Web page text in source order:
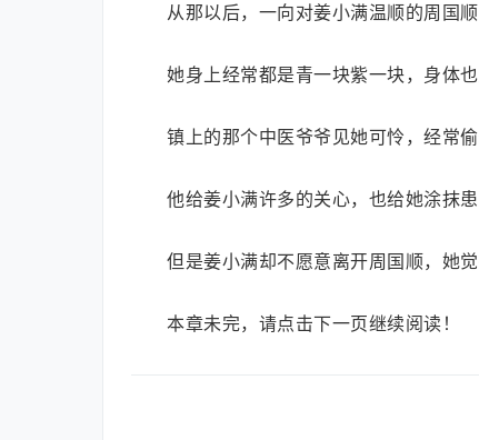
从那以后，一向对姜小满温顺的周国
她身上经常都是青一块紫一块，身体也
镇上的那个中医爷爷见她可怜，经常
他给姜小满许多的关心，也给她涂抹患
但是姜小满却不愿意离开周国顺，她
本章未完，请点击下一页继续阅读！